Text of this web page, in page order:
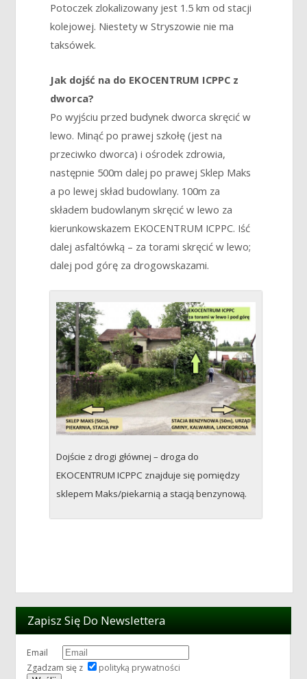
Potoczek zlokalizowany jest 1.5 km od stacji
kolejowej. Niestety w Stryszowie nie ma
taksówek.
Jak dojść na do EKOCENTRUM ICPPC z
dworca?
Po wyjściu przed budynek dworca skręcić w
lewo. Minąć po prawej szkołę (jest na
przeciwko dworca) i ośrodek zdrowia,
następnie 500m dalej po prawej Sklep Maks
a po lewej skład budowlany. 100m za
składem budowlanym skręcić w lewo za
kierunkowskazem EKOCENTRUM ICPPC. Iść
dalej asfaltówką – za torami skręcić w lewo;
dalej pod górę za drogowskazami.
Dojście z drogi głównej – droga do
EKOCENTRUM ICPPC znajduje się pomiędzy
sklepem Maks/piekarnią a stacją benzynową.
Zapisz Się Do Newslettera
Email
Zgadzam się z
polityką prywatności